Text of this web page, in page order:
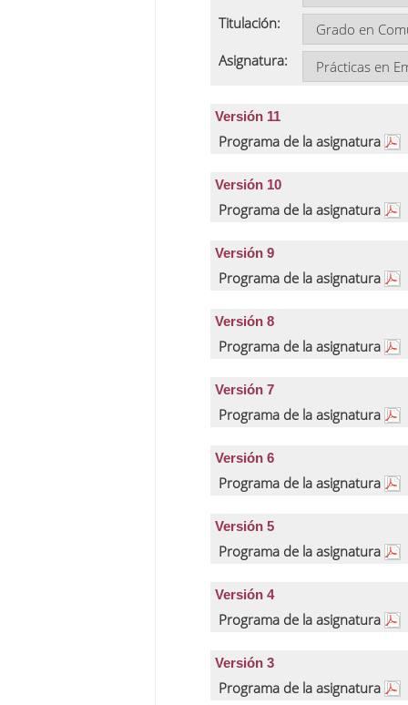
Titulación:
Asignatura:
Versión 11
Programa de la asignatura
Versión 10
Programa de la asignatura
Versión 9
Programa de la asignatura
Versión 8
Programa de la asignatura
Versión 7
Programa de la asignatura
Versión 6
Programa de la asignatura
Versión 5
Programa de la asignatura
Versión 4
Programa de la asignatura
Versión 3
Programa de la asignatura